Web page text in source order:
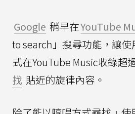
Google 稍早在YouTube
to search」搜尋功能，讓
式在YouTube Music收錄超
找 貼近的旋律內容。